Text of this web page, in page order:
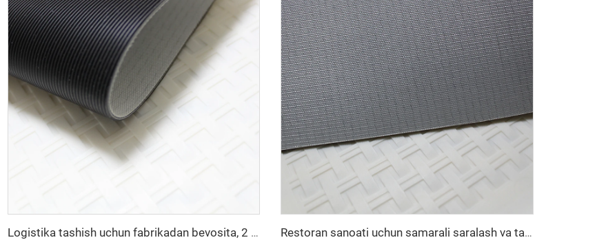
Logistika tashish uchun fabrikadan bevosita, 2 mm qora PVC antistatik to'qima materialdan yasalgan yuqori sifatli transportyor lenta Restoran sanoati uchun samarali saralash va taqsimlash uchun professional ishlab chiqarilgan PVC logistika transportyor lentasi